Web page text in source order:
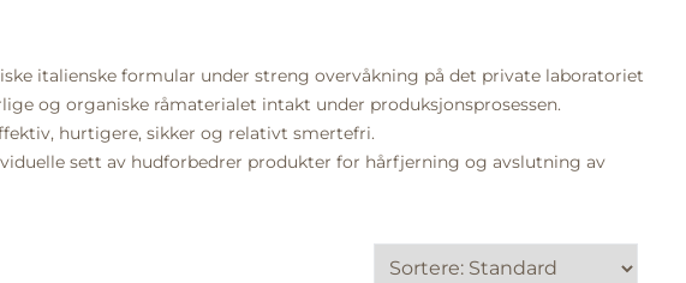
italienske formular under streng overvåkning på det private laboratoriet
og organiske råmaterialet intakt under produksjonsprosessen.
hurtigere, sikker og relativt smertefri.
sett av hudforbedrer produkter for hårfjerning og avslutning av